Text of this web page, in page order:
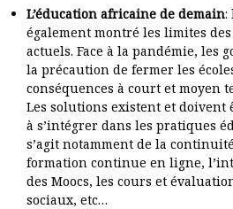
L’éducation africaine de demain:
également montré les limites
actuels. Face à la pandémie, les
la précaution de fermer les
conséquences à court et moyen
Les solutions existent et doivent
à s’intégrer dans les pratiques
s’agit notamment de la
formation continue en ligne,
des Moocs, les cours et
sociaux, etc…